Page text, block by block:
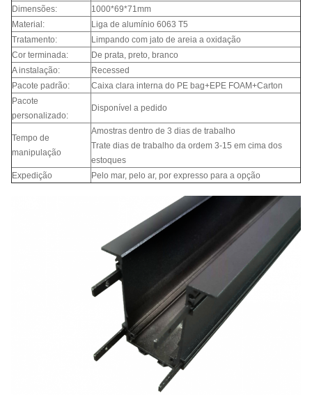
Dimensões:
1000*69*71mm
Material:
Liga de alumínio 6063 T5
Tratamento:
Limpando com jato de areia a oxidação
Cor terminada:
De prata, preto, branco
A instalação:
Recessed
Pacote padrão:
Caixa clara interna do PE bag+EPE FOAM+Carton
Pacote
personalizado:
Disponível a pedido
Tempo de
manipulação
Amostras dentro de 3 dias de trabalho
Trate dias de trabalho da ordem 3-15 em cima dos
estoques
Expedição
Pelo mar, pelo ar, por expresso para a opção